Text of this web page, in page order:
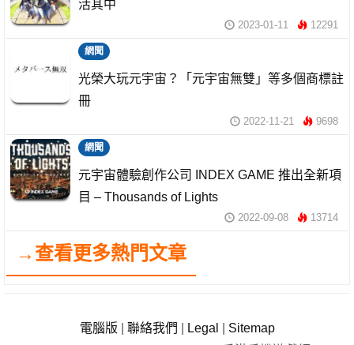
活其中
2023-01-11 12291
網聞
光榮大玩元宇宙？「元宇宙無雙」等多個商標註
冊
2022-11-21 9698
網聞
元宇宙體驗創作公司 INDEX GAME 推出全新項
目 – Thousands of Lights
2022-09-08 13714
→查看更多熱門文章
電腦版 聯絡我們 Legal
Sitemap